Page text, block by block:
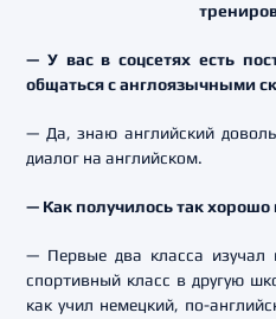
— У вас в соцсетях есть
общаться с англоязычными
— Да, знаю английский
диалог на английском.
— Как получилось так хорошо
— Первые два класса
спортивный класс в другую
как учил немецкий, по-